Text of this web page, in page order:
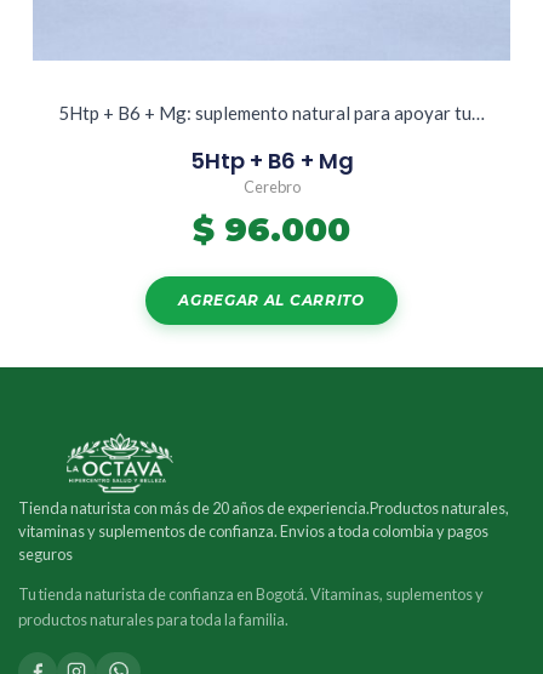
5Htp + B6 + Mg: suplemento natural para apoyar tu…
5Htp + B6 + Mg
Cerebro
$ 96.000
AGREGAR AL CARRITO
Tienda naturista con más de 20 años de experiencia.Productos naturales,
vitaminas y suplementos de confianza. Envios a toda colombia y pagos
seguros
Tu tienda naturista de confianza en Bogotá. Vitaminas, suplementos y
productos naturales para toda la familia.